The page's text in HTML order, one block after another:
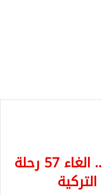
الموعد يوم الجمعة القادم.. الغاء 57 رحلة